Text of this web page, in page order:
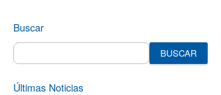
Buscar
Search
for:
Últimas Noticias